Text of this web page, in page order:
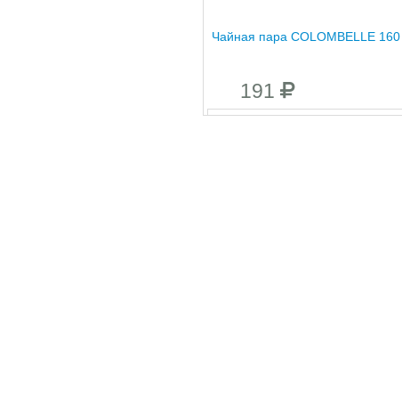
Чайная пара COLOMBELLE
191